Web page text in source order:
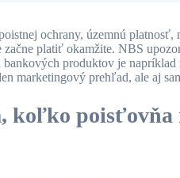
ochrany, územnú
platiť okamžite. NBS
produktov je
marketingový prehľad, ale aj
koľko poisťovňa